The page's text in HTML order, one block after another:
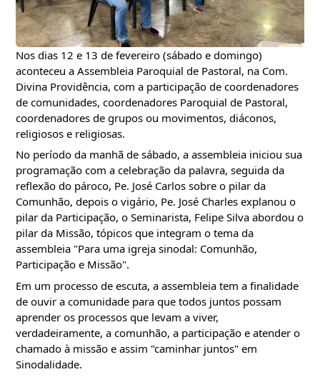
Nos dias 12 e 13 de fevereiro (sábado e domingo)
aconteceu a Assembleia Paroquial de Pastoral, na Com.
Divina Providência, com a participação de coordenadores
de comunidades, coordenadores Paroquial de Pastoral,
coordenadores de grupos ou movimentos, diáconos,
religiosos e religiosas.
No período da manhã de sábado, a assembleia iniciou sua
programação com a celebração da palavra, seguida da
reflexão do pároco, Pe. José Carlos sobre o pilar da
Comunhão, depois o vigário, Pe. José Charles explanou o
pilar da Participação, o Seminarista, Felipe Silva abordou o
pilar da Missão, tópicos que integram o tema da
assembleia "Para uma igreja sinodal: Comunhão,
Participação e Missão".
Em um processo de escuta, a assembleia tem a finalidade
de ouvir a comunidade para que todos juntos possam
aprender os processos que levam a viver,
verdadeiramente, a comunhão, a participação e atender o
chamado à missão e assim "caminhar juntos" em
Sinodalidade.